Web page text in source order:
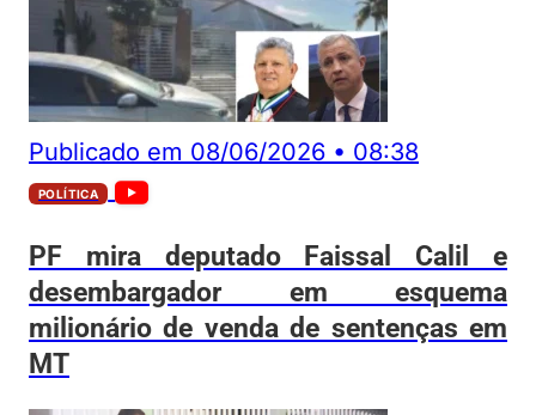
Publicado em 08/06/2026 • 08:38
POLÍTICA
PF mira deputado Faissal Calil e
desembargador em esquema
milionário de venda de sentenças em
MT